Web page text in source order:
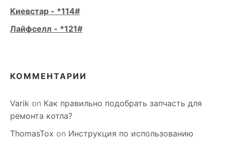
Киевстар - *114#
Лайфселл - *121#
КОММЕНТАРИИ
Varik on Как правильно подобрать запчасть для
ремонта котла?
ThomasTox on Инструкция по использованию